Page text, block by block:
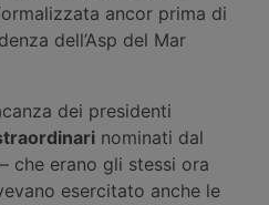
ancor prima di
dell’Asp del Mar
dei presidenti
nominati dal
che erano gli stessi ora
esercitato anche le